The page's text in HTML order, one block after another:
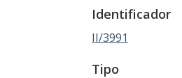
Identificador
II/3991
Tipo